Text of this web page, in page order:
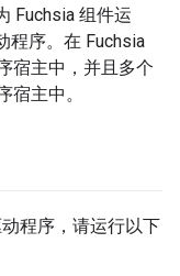
Fuchsia 组件运
程序。在 Fuchsia
宿主中，并且多个
宿主中。
程序，请运行以下